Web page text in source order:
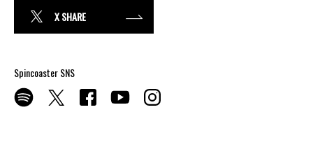
X SHARE
Spincoaster SNS